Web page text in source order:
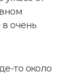
очень
то около